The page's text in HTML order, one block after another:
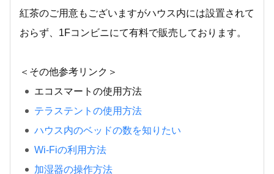
紅茶のご用意もございますがハウス内には設置されて
おらず、1Fコンビニにて有料で販売しております。
＜その他参考リンク＞
エコスマートの使用方法
テラステントの使用方法
ハウス内のベッドの数を知りたい
Wi-Fiの利用方法
加湿器の操作方法